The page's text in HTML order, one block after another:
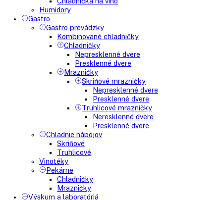
Vstavané spotrebiče
Vstavané kombinované chladničky
Vstavané chladničky
Vstavané mrazničky
Vstavané chladničky na víno
Vstavané americké chladničky
Voľne stojace spotrebiče
Side-By-Side chladničky
Kombinované chladničky
mraziak dole
mraziak hore
Mrazničky
Stolové mrazničky
Skriňové mrazničky
Truhlicové mrazničky
Voľne stojace chladničky
Klasické chladničky
Stolové chladničky
Americké chladničky
Chladnička na víno